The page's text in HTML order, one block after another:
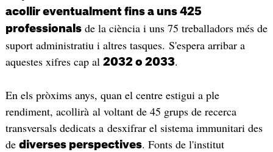
acollir eventualment fins a uns 425
professionalsde la ciència i uns 75 treballadors més de
suport administratiu i altres tasques. S'espera arribar a
aquestes xifres cap al 2032 o 2033.
En els pròxims anys, quan el centre estigui a ple
rendiment, acollirà al voltant de 45 grups de recerca
transversals dedicats a desxifrar el sistema immunitari des
de diverses perspectives. Fonts de l'institut